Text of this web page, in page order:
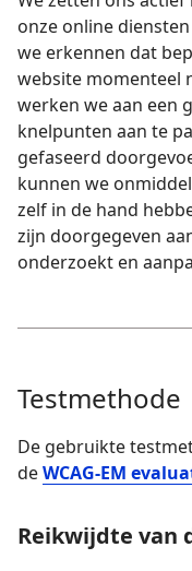
onze online
we erkennen dat
website momenteel
werken we aan een
knelpunten aan te
gefaseerd
kunnen we
zelf in de hand
zijn doorgegeven
onderzoekt en
Testmethode
De gebruikte
deWCAG-EM
Reikwijdte van